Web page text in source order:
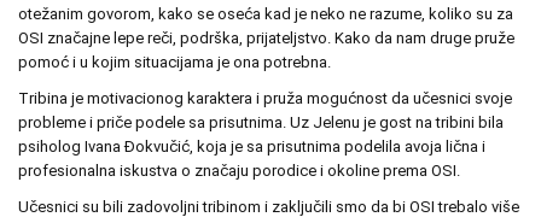
otežanim govorom, kako se oseća kad je neko ne razume, koliko su za
OSI značajne lepe reči, podrška, prijateljstvo. Kako da nam druge pruže
pomoć i u kojim situacijama je ona potrebna.
Tribina je motivacionog karaktera i pruža mogućnost da učesnici svoje
probleme i priče podele sa prisutnima. Uz Jelenu je gost na tribini bila
psiholog Ivana Đokvučić, koja je sa prisutnima podelila avoja lična i
profesionalna iskustva o značaju porodice i okoline prema OSI.
Učesnici su bili zadovoljni tribinom i zaključili smo da bi OSI trebalo više